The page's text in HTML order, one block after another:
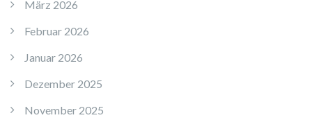
März 2026
Februar 2026
Januar 2026
Dezember 2025
November 2025